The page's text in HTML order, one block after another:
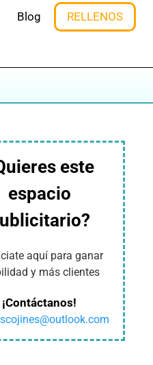
Blog RELLENOS
este
espacio
aquí para ganar
y más clientes
¡Contáctanos!